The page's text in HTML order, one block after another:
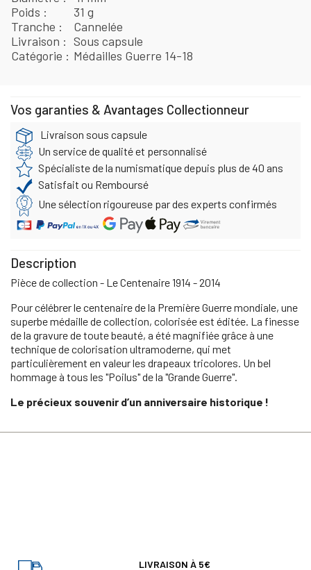
Poids
31 g
Tranche
Cannelée
Livraison
Sous capsule
Catégorie
Médailles Guerre 14-18
Vos garanties & Avantages Collectionneur
Livraison sous capsule
Un service de qualité et personnalisé
Spécialiste de la numismatique depuis plus de 40 ans
Satisfait ou Remboursé
Une sélection rigoureuse par des experts confirmés
Description
Pièce de collection - Le Centenaire 1914 - 2014
Pour célébrer le centenaire de la Première Guerre mondiale, une
superbe médaille de collection, colorisée est éditée. La finesse
de la gravure de toute beauté, a été magnifiée grâce à une
technique de colorisation ultramoderne, qui met
particulièrement en valeur les drapeaux tricolores. Un bel
hommage à tous les "Poilus" de la "Grande Guerre".
Le précieux souvenir d’un anniversaire historique !
LIVRAISON À 5€